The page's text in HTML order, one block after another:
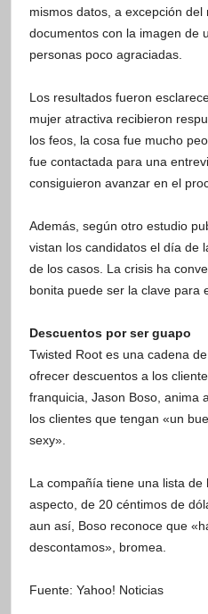
mismos datos, a excepción
documentos con la imagen de
personas poco agraciadas.
Los resultados fueron
mujer atractiva recibieron
los feos, la cosa fue mucho
fue contactada para una
consiguieron avanzar en el
Además, según otro estudio
vistan los candidatos el día de
de los casos. La crisis ha
bonita puede ser la clave para
Descuentos por ser guapo
Twisted Root es una cadena
ofrecer descuentos a los
franquicia, Jason Boso, anima
los clientes que tengan «un
sexy».
La compañía tiene una lista
aspecto, de 20 céntimos de
aun así, Boso reconoce que
descontamos», bromea.
Fuente: Yahoo! Noticias